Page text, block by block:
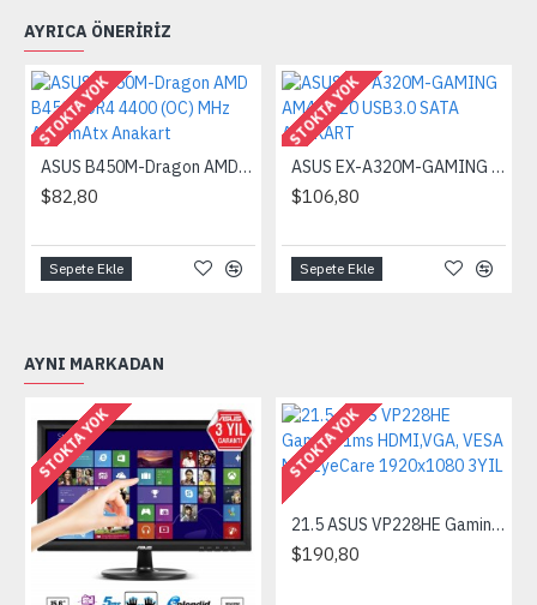
AYRICA ÖNERIRIZ
STOKTA YOK
ASUS B450M-Dragon AMD B450 DDR4 4400 (OC) MHz Am4 mAtx Anakart
$82,80
Sepete Ekle
STOKTA YOK
ASUS EX-A320M-GAMING AM4 A320 USB3.0 SATA ANAKART
$106,80
Sepete Ekle
AYNI MARKADAN
STOKTA YOK STOKTA YOK
21.5 ASUS VP228HE Gaming 1ms HDMI,VGA, VESA MM EyeCare 1920x1080 3YIL
$190,80